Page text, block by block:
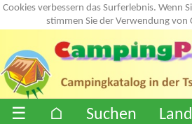
Cookies verbessern das Surferlebnis. Wenn
stimmen Sie der Verwendung von
☰ ⌂ Suchen